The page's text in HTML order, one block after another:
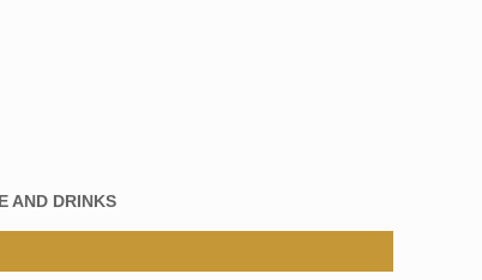
AND DRINKS